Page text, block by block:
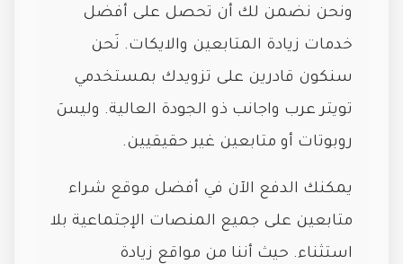
ونحن نضمن لك أن تحصل على أفضل
خدمات زيادة المتابعين والايكات. نَحن
سنكون قادرين على تزويدك بمستخدمي
تويتر عرب واجانب ذو الجودة العالية. وليسَ
روبوتات أو متابعين غير حقيقيين.
يمكنك الدفع الآن في أفضل موقع شراء
متابعين على جميع المنصات الإجتماعية بلا
استثناء. حيث أننا من مواقع زيادة